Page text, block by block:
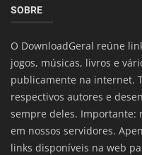
SOBRE
O DownloadGeral reúne
jogos, músicas, livros e
publicamente na internet.
respectivos autores e
sempre deles. Importante:
em nossos servidores.
links disponíveis na web